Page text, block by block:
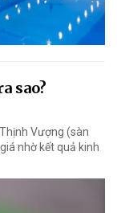
sao?
Vượng (sàn
nhờ kết quả kinh